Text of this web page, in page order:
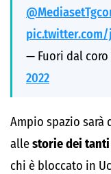
pic.twitter.com/
— Fuori dal
2022
Ampio spazio sarà
allestorie dei
chi è bloccato in